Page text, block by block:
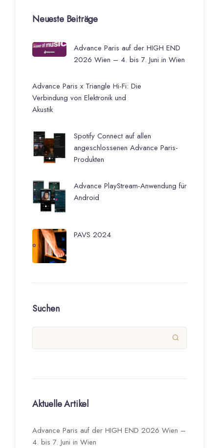
Neueste Beiträge
Advance Paris auf der HIGH END
2026 Wien – 4. bis 7. Juni in Wien
Advance Paris x Triangle Hi-Fi: Die
Verbindung von Elektronik und
Akustik
Spotify Connect auf allen
angeschlossenen Advance Paris-
Produkten
Advance PlayStream-Anwendung für
Android
PAVS 2024
Suchen

Aktuelle Artikel
Advance Paris auf der HIGH END 2026 Wien –
4. bis 7. Juni in Wien